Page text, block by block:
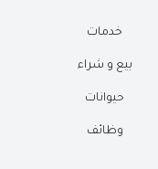
خدمات
بيع و شراء
حيوانات
وظائف